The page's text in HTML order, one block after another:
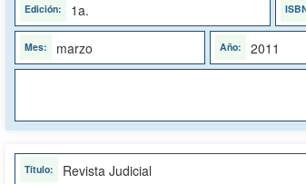
1a.
marzo 2011
Revista Judicial